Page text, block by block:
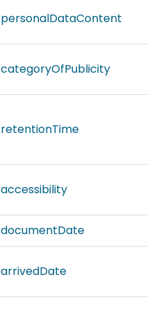
personalDataContent
categoryOfPublicity
retentionTime
accessibility
documentDate
arrivedDate